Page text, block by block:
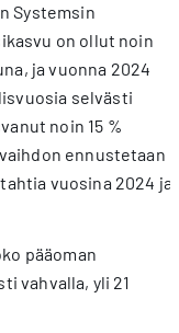
Systemsin
on ollut noin
ja vuonna 2024
selvästi
noin 15 %
ennustetaan
vuosina 2024 ja
pääoman
vahvalla, yli 21